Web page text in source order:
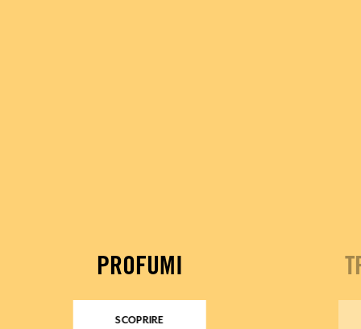
PROFUMI
SCOPRIRE